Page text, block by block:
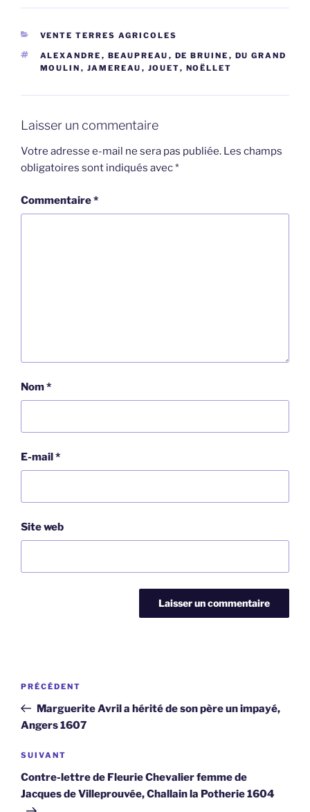
CATÉGORIES
VENTE TERRES AGRICOLES
ÉTIQUETTES
ALEXANDRE , BEAUPREAU , DE BRUINE , DU GRAND
MOULIN , JAMEREAU , JOUET, NOËLLET
Laisser un commentaire
Votre adresse e-mail ne sera pas publiée. Les champs
obligatoires sont indiqués avec*
Commentaire*
Nom*
E-mail*
Site web
Navigation
l’article
Article
précédent
PRÉCÉDENT
Marguerite Avril a hérité de son père un impayé,
Angers 1607
Article
suivant
SUIVANT
Contre-lettre de Fleurie Chevalier femme de
Jacques de Villeprouvée, Challain la Potherie 1604